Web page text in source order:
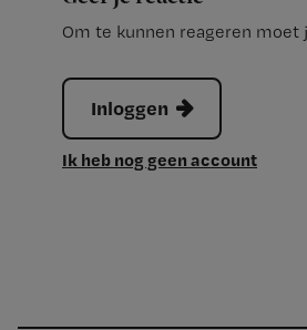
Om te kunnen reageren moet
Inloggen
Ik heb nog geen account